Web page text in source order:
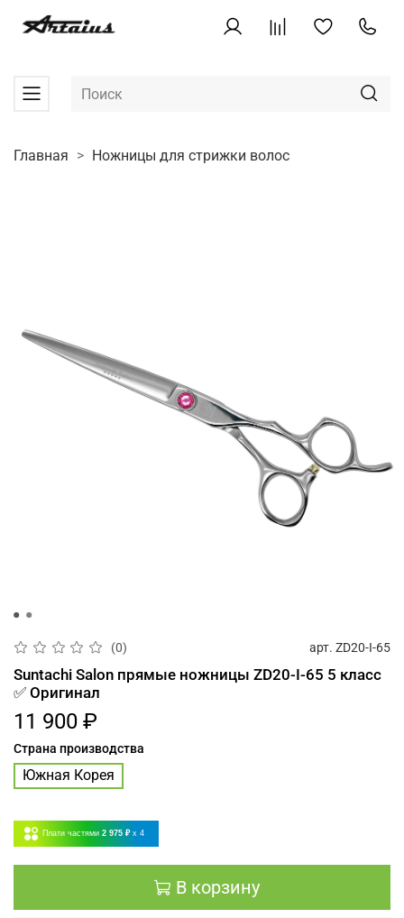
Главная Ножницы для стрижки волос
(0) арт. ZD20-I-65
Suntachi Salon прямые ножницы ZD20-I-65 5 класс
✅ Оригинал
11 900 ₽
Страна производства
Южная Корея
Плати частями 2 975 ₽ x 4
В корзину